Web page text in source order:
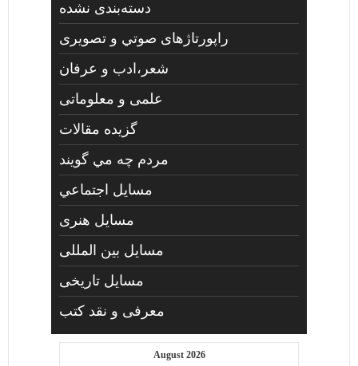
دسته‌بندی نشده
راپورتاژهای صوتي و تصويری
شعر،ادب و عرفان
علمی و معلوماتی
گزیده مقالات
مردم چه مي گويند
مسايل اجتماعي
مسايل هنری
مسایل بین المللی
مسایل تاریخی
معرفی و نقد کتب
August 2026